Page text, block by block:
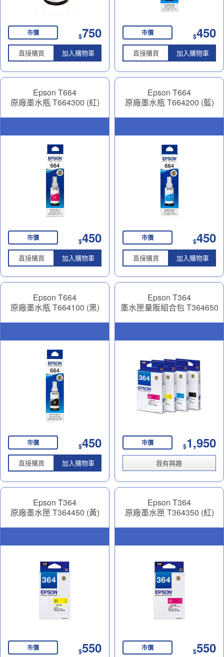
市價 $750
直接購買 加入購物車
市價 $450
直接購買 加入購物車
Epson T664
原廠墨水瓶 T664300 (紅)
市價 $450
直接購買 加入購物車
Epson T664
原廠墨水瓶 T664200 (藍)
市價 $450
直接購買 加入購物車
Epson T664
原廠墨水瓶 T664100 (黑)
市價 $450
直接購買 加入購物車
Epson T364
墨水匣量販組合包 T364650
市價 $1,950
我有興趣
Epson T364
原廠墨水匣 T364450 (黃)
市價 $550
Epson T364
原廠墨水匣 T364350 (紅)
市價 $550